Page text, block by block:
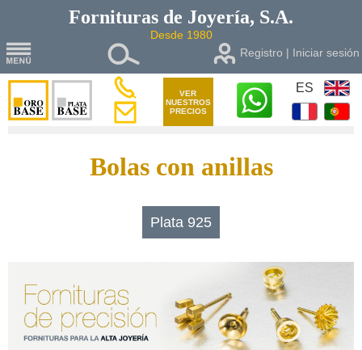
Fornituras de Joyería, S.A.
Desde 1980
Registro | Iniciar sesión
VER
NUESTROS
PRECIOS
ES
Bolas con anillas
Plata 925